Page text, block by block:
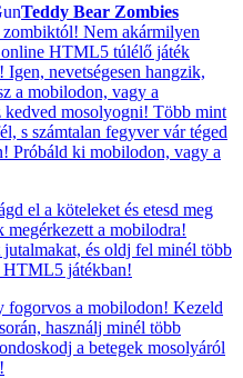
Teddy Bear Zombies
zombiktól! Nem akármilyen
online HTML5 túlélő játék
nevetségesen hangzik,
a mobilodon, vagy a
kedved mosolyogni! Több mint
s számtalan fegyver vár téged
Próbáld ki mobilodon, vagy a
el a köteleket és etesd meg
a mobilodra!
és oldj fel minél több
HTML5 játékban!
fogorvos a mobilodon! Kezeld
használj minél több
a betegek mosolyáról